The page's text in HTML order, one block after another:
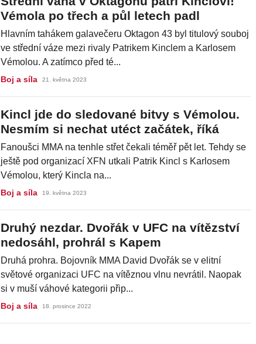
Vémola po třech a půl letech padl
Hlavním tahákem galavečeru Oktagon 43 byl titulový souboj
ve střední váze mezi rivaly Patrikem Kinclem a Karlosem
Vémolou. A zatímco před té...
Boj a síla 21. května 2023
Kincl jde do sledované bitvy s Vémolou.
Nesmím si nechat utéct začátek, říká
Fanoušci MMA na tenhle střet čekali téměř pět let. Tehdy se
ještě pod organizací XFN utkali Patrik Kincl s Karlosem
Vémolou, který Kincla na...
Boj a síla 19. května 2023
Druhý nezdar. Dvořák v UFC na vítězství
nedosáhl, prohrál s Kapem
Druhá prohra. Bojovník MMA David Dvořák se v elitní
světové organizaci UFC na vítěznou vlnu nevrátil. Naopak
si v muší váhové kategorii přip...
Boj a síla 18. prosince 2022